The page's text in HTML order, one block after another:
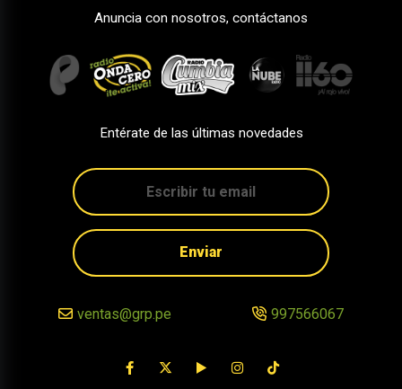
Anuncia con nosotros, contáctanos
Entérate de las últimas novedades
Enviar
ventas@grp.pe 997566067